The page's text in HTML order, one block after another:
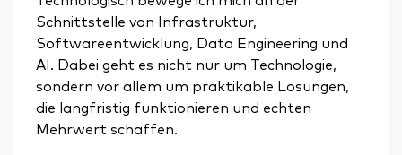
Schnittstelle von Infrastruktur,
Softwareentwicklung, Data Engineering und
AI. Dabei geht es nicht nur um Technologie,
sondern vor allem um praktikable Lösungen,
die langfristig funktionieren und echten
Mehrwert schaffen.